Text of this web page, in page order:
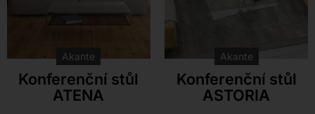
Akante
Konferenční stůl
ATENA
Akante
Konferenční stůl
ASTORIA